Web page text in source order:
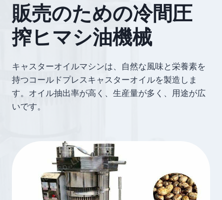
販売のための冷間圧
搾ヒマシ油機械
キャスターオイルマシンは、自然な風味と栄養素を
持つコールドプレスキャスターオイルを製造しま
す。オイル抽出率が高く、生産量が多く、用途が広
いです。